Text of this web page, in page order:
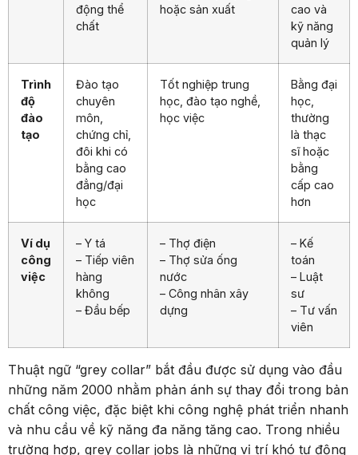
động thể
chất
hoặc sản xuất
cao và
kỹ năng
quản lý
Trình
độ
đào
tạo
Đào tạo
chuyên
môn,
chứng chỉ,
đôi khi có
bằng cao
đẳng/đại
học
Tốt nghiệp trung
học, đào tạo nghề,
học việc
Bằng đại
học,
thường
là thạc
sĩ hoặc
bằng
cấp cao
hơn
Ví dụ
công
việc
– Y tá
– Tiếp viên
hàng
không
– Đầu bếp
– Thợ điện
– Thợ sửa ống
nước
– Công nhân xây
dựng
– Kế
toán
– Luật
sư
– Tư vấn
viên
Thuật ngữ “grey collar” bắt đầu được sử dụng vào đầu
những năm 2000 nhằm phản ánh sự thay đổi trong bản
chất công việc, đặc biệt khi công nghệ phát triển nhanh
và nhu cầu về kỹ năng đa năng tăng cao. Trong nhiều
trường hợp, grey collar jobs là những vị trí khó tự động